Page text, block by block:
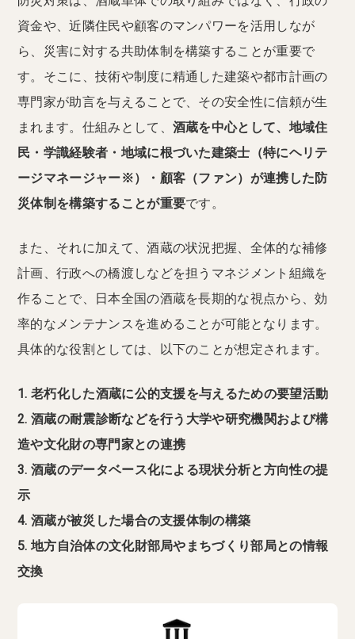
資金や、近隣住民や顧客のマンパワーを活用しなが
ら、災害に対する共助体制を構築することが重要で
す。そこに、技術や制度に精通した建築や都市計画の
専門家が助言を与えることで、その安全性に信頼が生
まれます。仕組みとして、 酒蔵を中心として、地域住
民・学識経験者・地域に根づいた建築士（特にヘリテ
ージマネージャー※）・顧客（ファン）が連携した防
災体制を構築することが重要です。
また、それに加えて、酒蔵の状況把握、全体的な補修
計画、行政への橋渡しなどを担うマネジメント組織を
作ることで、日本全国の酒蔵を長期的な視点から、効
率的なメンテナンスを進めることが可能となります。
具体的な役割としては、以下のことが想定されます。
1. 老朽化した酒蔵に公的支援を与えるための要望活動
2. 酒蔵の耐震診断などを行う大学や研究機関および構
造や文化財の専門家との連携
3. 酒蔵のデータベース化による現状分析と方向性の提
示
4. 酒蔵が被災した場合の支援体制の構築
5. 地方自治体の文化財部局やまちづくり部局との情報
交換